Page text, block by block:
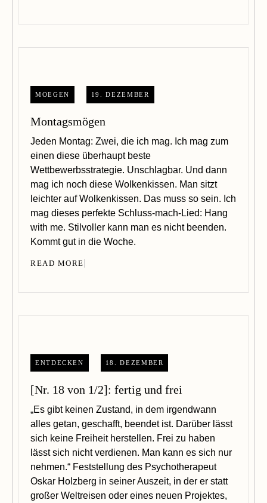
19. DEZEMBER
MOEGEN
Montagsmögen
Jeden Montag: Zwei, die ich mag. Ich mag zum
einen diese überhaupt beste
Wettbewerbsstrategie. Unschlagbar. Und dann
mag ich noch diese Wolkenkissen. Man sitzt
leichter auf Wolkenkissen. Das muss so sein. Ich
mag dieses perfekte Schluss-mach-Lied: Hang
with me. Stilvoller kann man es nicht beenden.
Kommt gut in die Woche.
READ MORE
18. DEZEMBER
ENTDECKEN
[Nr. 18 von 1/2]: fertig und frei
„Es gibt keinen Zustand, in dem irgendwann
alles getan, geschafft, beendet ist. Darüber lässt
sich keine Freiheit herstellen. Frei zu haben
lässt sich nicht verdienen. Man kann es sich nur
nehmen.“ Feststellung des Psychotherapeut
Oskar Holzberg in seiner Auszeit, in der er statt
großer Weltreisen oder eines neuen Projektes,